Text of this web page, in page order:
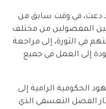
قد دعت، في وقت سابق من
المفصولين من مختلف
في الثورة، إلى مراجعة
إلى العمل في جميع
الحكومية الرامية إلى
الفصل التعسفي الذي